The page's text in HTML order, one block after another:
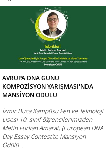
AVRUPA DNA GÜNÜ
KOMPOZİSYON YARIŞMASI'NDA
MANSİYON ÖDÜLÜ
İzmir Buca Kampüsü Fen ve Teknoloji
Lisesi 10. sınıf öğrencilerimizden
Metin Furkan Amarat, (European DNA
Day Essay Contest'te Mansiyon
Ödülü ...